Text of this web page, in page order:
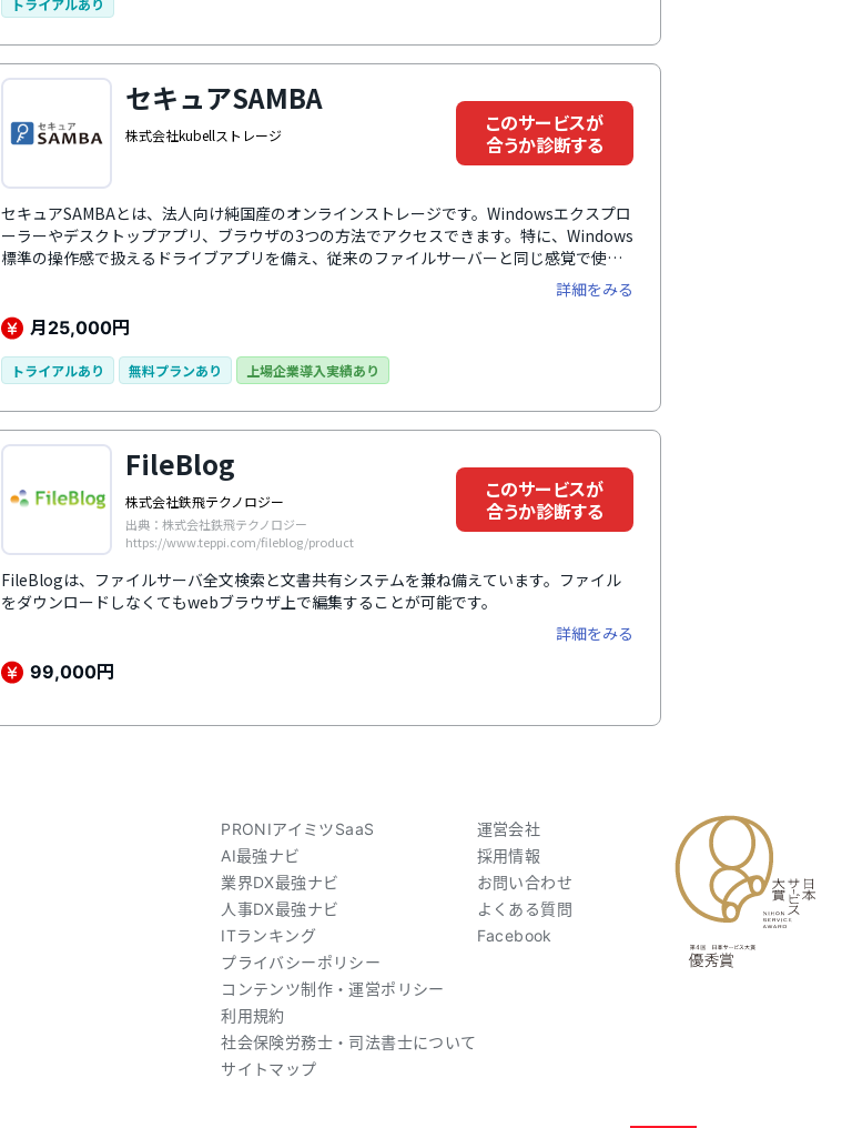
トライアルあり
セキュアSAMBA
株式会社kubellストレージ
このサービスが
合うか診断する
セキュアSAMBAとは、法人向け純国産のオンラインストレージです。Windowsエクスプロ
ーラーやデスクトップアプリ、ブラウザの3つの方法でアクセスできます。特に、Windows
標準の操作感で扱えるドライブアプリを備え、従来のファイルサーバーと同じ感覚で使え
ます。IT専任者がいない企業や操作に不慣れな方も、新しい操作を覚える必要がなく、導
詳細をみる
月25,000円
トライアルあり 無料プランあり 上場企業導入実績あり
FileBlog
株式会社鉄飛テクノロジー
出典：株式会社鉄飛テクノロジー
https://www.teppi.com/fileblog/product
このサービスが
合うか診断する
FileBlogは、ファイルサーバ全文検索と文書共有システムを兼ね備えています。ファイル
をダウンロードしなくてもwebブラウザ上で編集することが可能です。
詳細をみる
99,000円
PRONIアイミツSaaS
AI最強ナビ
業界DX最強ナビ
人事DX最強ナビ
ITランキング
プライバシーポリシー
コンテンツ制作・運営ポリシー
利用規約
社会保険労務士・司法書士について
サイトマップ
運営会社
採用情報
お問い合わせ
よくある質問
Facebook